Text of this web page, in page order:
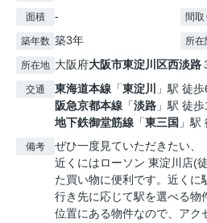
面積 - 間取
築年数 築3年 所在
所在地 大阪府大阪市東淀川区西淡路
交通 東海道本線 「東淀川
」駅 徒
阪急京都本線 「淡路 」駅 徒
地下鉄御堂筋線 「東三国 」駅
備考
ぜひ一度見ていただきたい、
近くにはローソン 東淀川店(
た買い物に便利です。近くに
行き先に応じて駅を選べる物
位置にある物件なので、アク